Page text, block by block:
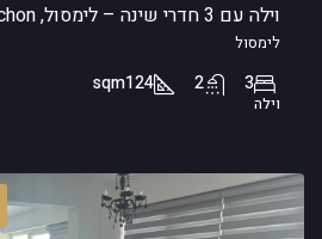
וילה עם 3 חדרי שינה – לימסול, Agios Tychon
לימסול
3
2
124
sqm
וילה